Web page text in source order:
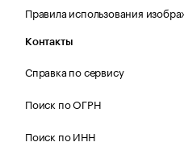
Правила использования
Контакты
Справка по сервису
Поиск по ОГРН
Поиск по ИНН